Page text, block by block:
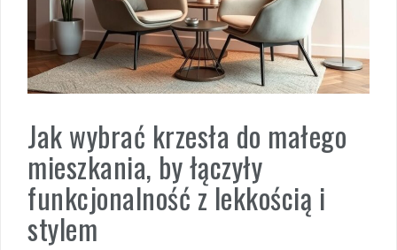
Jak wybrać krzesła do małego
mieszkania, by łączyły
funkcjonalność z lekkością i
stylem